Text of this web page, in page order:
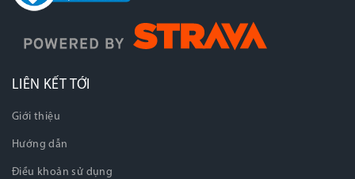
LIÊN KẾT TỚI
Giới thiệu
Hướng dẫn
Điều khoản sử dụng